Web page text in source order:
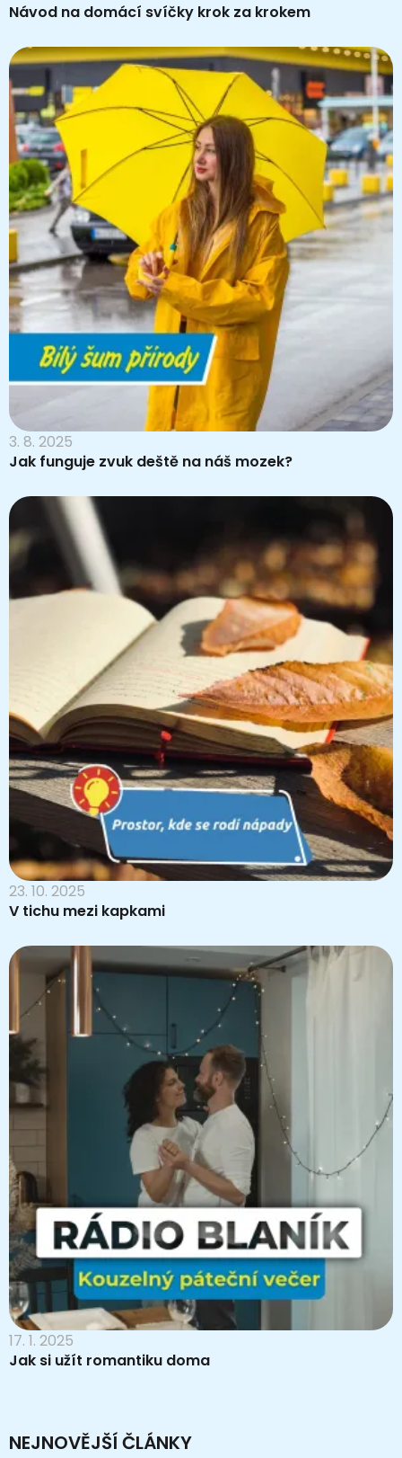
Návod na domácí svíčky krok za krokem
3. 8. 2025
Jak funguje zvuk deště na náš mozek?
23. 10. 2025
V tichu mezi kapkami
17. 1. 2025
Jak si užít romantiku doma
NEJNOVĚJŠÍ ČLÁNKY